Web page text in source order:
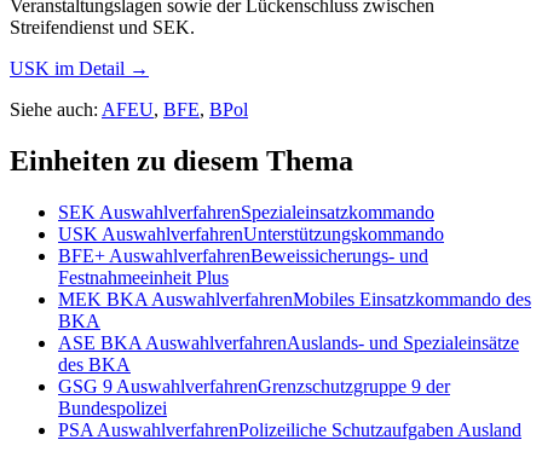
Veranstaltungslagen sowie der Lückenschluss zwischen
Streifendienst und SEK.
USK im Detail →
Siehe auch: AFEU, BFE, BPol
Einheiten zu diesem Thema
SEK AuswahlverfahrenSpezialeinsatzkommando
USK AuswahlverfahrenUnterstützungskommando
BFE+ AuswahlverfahrenBeweissicherungs- und
Festnahmeeinheit Plus
MEK BKA AuswahlverfahrenMobiles Einsatzkommando des
BKA
ASE BKA AuswahlverfahrenAuslands- und Spezialeinsätze
des BKA
GSG 9 AuswahlverfahrenGrenzschutzgruppe 9 der
Bundespolizei
PSA AuswahlverfahrenPolizeiliche Schutzaufgaben Ausland